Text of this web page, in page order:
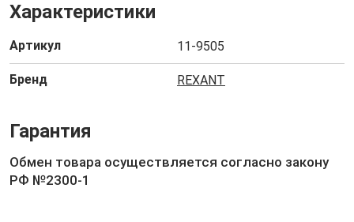
Характеристики
Артикул 11-9505
Бренд REXANT
Гарантия
Обмен товара осуществляется согласно закону
РФ №2300-1